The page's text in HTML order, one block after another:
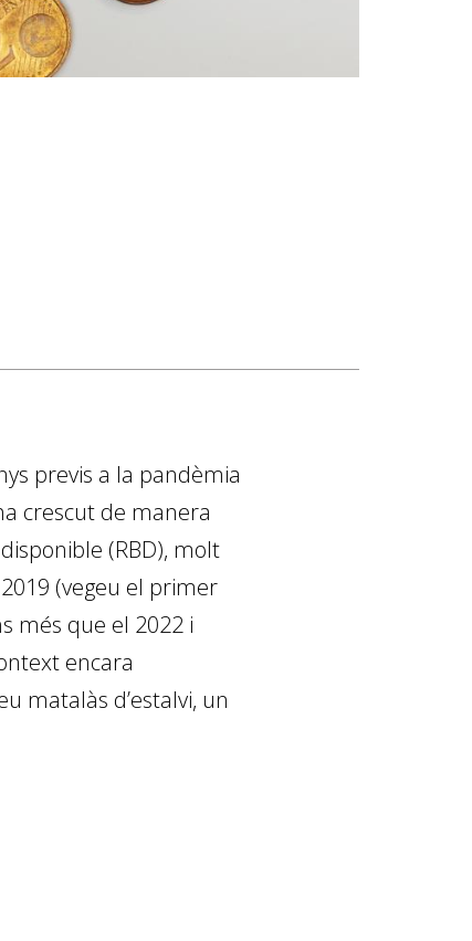
previs a la pandèmia
crescut de manera
(RBD), molt
(vegeu el primer
més que el 2022 i
encara
matalàs d’estalvi, un